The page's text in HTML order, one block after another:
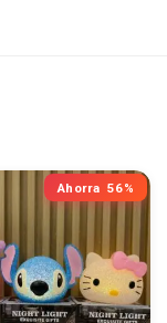
Ahorra 56%